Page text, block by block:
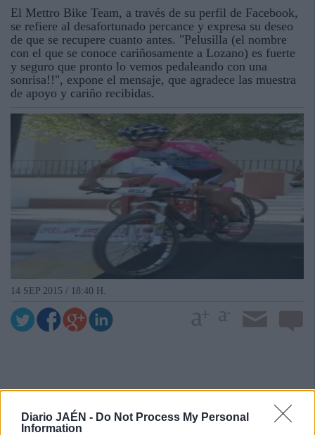
Diario JAÉN - Do Not Process My Personal
Information
El Mettro Bike Team, a través de su perfil de Facebook,
se refiere al desafortunado percance y expresa su deseo
de que se recupere cuanto antes. "Pelusilla (el nombre
con el que se conoce cariñosamente a Lozano) es fuerte
y seguro que pronto lo vemos pedaleando con una
sonrisa!!", expone el mensaje, que agradece las muestra
de apoyo y cariño recibidas.
14 SEP 2015 / 18:40 H.